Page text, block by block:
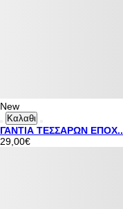
New
Καλαθι
ΓΑΝΤΙΑ ΤΕΣΣΑΡΩΝ ΕΠΟΧ..
29,00€